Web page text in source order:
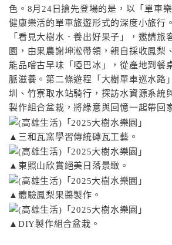
色。8月24日搶先登場的是，以「單車
健康樂活的單車旅遊形式的深度小旅行
「看見大樹水．養出好果子」，邀請旅
園，由果農謝坤淞帶領，親自採收鳳梨
能品嚐古早味「啞巴冰」，從產地到餐
脈滋養。第二條遊程「大樹單車巡水路
圳、竹寮取水站騎行，探訪水資源系統
製作組合盆栽，將綠意與回憶一起帶回
▲三和瓦窯學習傳統磚瓦工藝。
▲東照山欣賞絕美日落景緻。
▲體驗鳳梨果醬製作。
▲DIY製作組合盆栽。